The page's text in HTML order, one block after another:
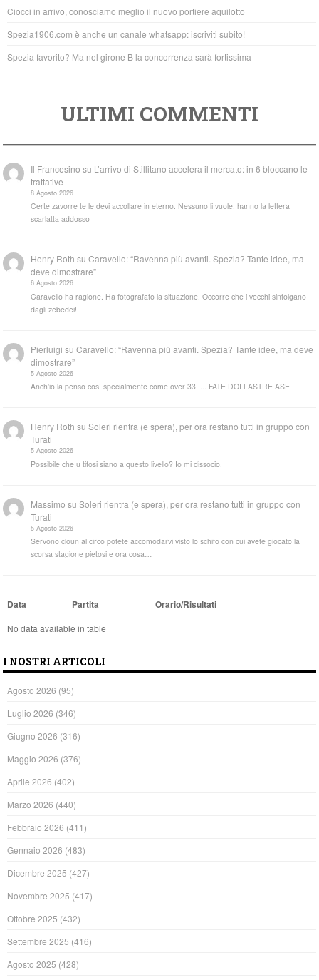
k
Ciocci in arrivo, conosciamo meglio il nuovo portiere aquilotto
Spezia1906.com è anche un canale whatsapp: iscriviti subito!
Spezia favorito? Ma nel girone B la concorrenza sarà fortissima
ULTIMI COMMENTI
Il Francesino su L’arrivo di Stillitano accelera il mercato: in 6 bloccano le
trattative
8 Agosto 2026
Certe zavorre te le devi accollare in eterno. Nessuno li vuole, hanno la lettera
scarlatta addosso
Henry Roth suCaravello: “Ravenna più avanti. Spezia? Tante idee, ma
deve dimostrare”
6 Agosto 2026
Caravello ha ragione. Ha fotografato la situazione. Occorre che i vecchi sintolgano
dagli zebedei!
Pierluigi suCaravello: “Ravenna più avanti. Spezia? Tante idee, ma deve
dimostrare”
5 Agosto 2026
Anch'io la penso così specialmente come over 33..... FATE DOI LASTRE ASE
Henry Roth suSoleri rientra (e spera), per ora restano tutti in gruppo con
Turati
5 Agosto 2026
Possibile che u tifosi siano a questo livello? Io mi dissocio.
Massimo suSoleri rientra (e spera), per ora restano tutti in gruppo con
Turati
5 Agosto 2026
Servono cloun al circo potete accomodarvi visto lo schifo con cui avete giocato la
scorsa stagione pietosi e ora cosa…
Data Partita Orario/Risultati
No data available in table
I NOSTRI ARTICOLI
Agosto 2026 (95)
Luglio 2026 (346)
Giugno 2026 (316)
Maggio 2026 (376)
Aprile 2026 (402)
Marzo 2026 (440)
Febbraio 2026 (411)
Gennaio 2026 (483)
Dicembre 2025 (427)
Novembre 2025 (417)
Ottobre 2025 (432)
Settembre 2025 (416)
Agosto 2025 (428)